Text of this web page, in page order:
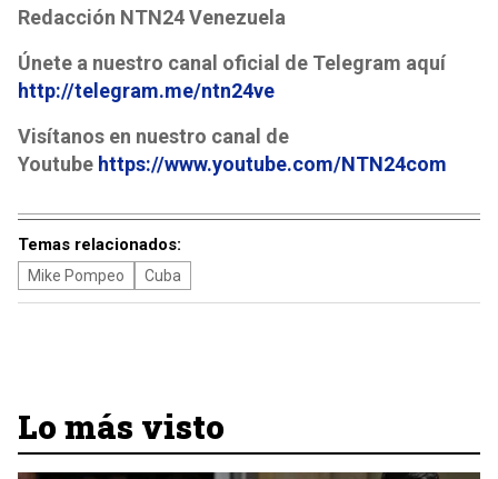
Redacción NTN24 Venezuela
Únete a nuestro canal oficial de Telegram aquí
http://telegram.me/ntn24ve
Visítanos en nuestro canal de
Youtube https://www.youtube.com/NTN24com
Temas relacionados:
Mike Pompeo Cuba
Lo más visto